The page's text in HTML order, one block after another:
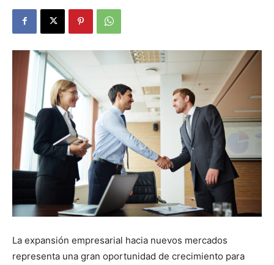
La expansión empresarial hacia nuevos mercados
representa una gran oportunidad de crecimiento para